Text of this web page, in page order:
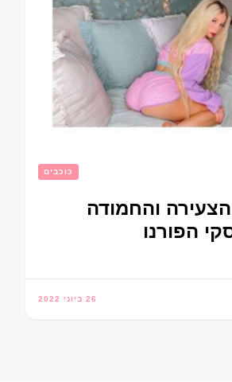
כוכבים
הצעירה והחמודה
הפורנו
26 ביוני 2022